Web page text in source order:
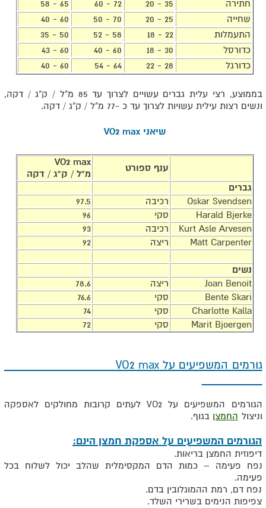
גורמים המשפיעים על VO2 max
הגורמים המשפיעים על VO2 לעתים קרובות מחולקים לאספקה
וניצול החמצן בגוף.
הגורמים המשפיעים על אספקת חמצן ​​הינם:
דיפוזית החמצן בריאות.
נפח פעימה – כמות הדם המקסימלית שהלב יכול לשלוח בכל
פעימה.
נפח דם, רמת ההמוגלובין בדם.
צפיפות הנימים בשרירי השלד.
חתירה 35 - 20
72 - 60
65 - 58
שחייה
25 - 20
70 - 50
60 - 40
התעמלות
22 - 18
58 - 52
50 - 35
כדורסל
30 - 18
60 - 40
60 - 43
כדורגל
28 - 22
64 - 54
60 - 40
בממוצע, רצי עלית גברים עשויים לצרוך עד 85 מ"ל / ק"ג / דקה,
ונשים רצות עילית עשויות לצרוך עד כ -77 מ"ל / ק"ג / דקה.
ענף ספורט
VO2 max
מ"ל / ק"ג / דקה
גברים
Oskar Svendsen
רכיבה
97.5
Harald Bjerke
סקי
96
Kurt Asle Arvesen
רכיבה
93
Matt Carpenter
ריצה 92
נשים
Joan Benoit
ריצה
78.6
Bente Skari
סקי
76.6
Charlotte Kalla
סקי
74
Marit Bjoergen
סקי 72
שיאני VO2 max